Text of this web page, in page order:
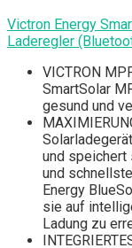
Victron Energy
Laderegler
VICTRON
SmartSolar
gesund und
und speichert
und
Energy
sie auf
Ladung zu